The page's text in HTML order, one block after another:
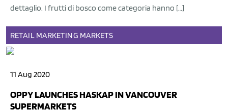
dettaglio. I frutti di bosco come categoria hanno […]
RETAIL MARKETING MARKETS
11 Aug 2020
OPPY LAUNCHES HASKAP IN VANCOUVER
SUPERMARKETS